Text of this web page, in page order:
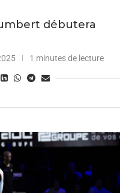
débutera
1 minutes de lecture